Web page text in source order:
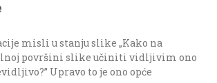
misli u stanju slike „Kako na
površini slike učiniti vidljivim ono
Upravo to je ono opće